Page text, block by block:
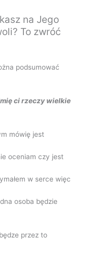
na Jego
To zwróć
podsumować
ci rzeczy wielkie
mówię jest
oceniam czy jest
w serce więc
osoba będzie
przez to